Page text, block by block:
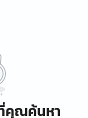
คุณค้นหา